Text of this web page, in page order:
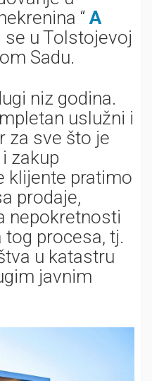
“A
se u Tolstojevoj
Sadu.
niz godina.
uslužni i
za sve što je
zakup
klijente pratimo
prodaje,
nepokretnosti
procesa, tj.
u katastru
javnim